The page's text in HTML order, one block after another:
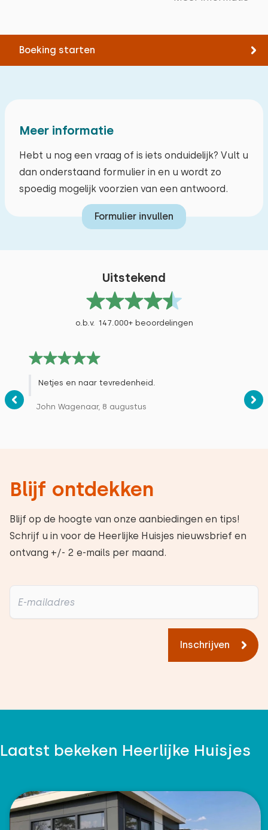
Boeking starten
Meer informatie
Hebt u nog een vraag of is iets onduidelijk? Vult u
dan onderstaand formulier in en u wordt zo
spoedig mogelijk voorzien van een antwoord.
Formulier invullen
Uitstekend
o.b.v. 147.000+ beoordelingen
Netjes en naar tevredenheid.
John Wagenaar, 8 augustus
Blijf ontdekken
Blijf op de hoogte van onze aanbiedingen en tips!
Schrijf u in voor de Heerlijke Huisjes nieuwsbrief en
ontvang +/- 2 e-mails per maand.
Inschrijven
Laatst bekeken Heerlijke Huisjes